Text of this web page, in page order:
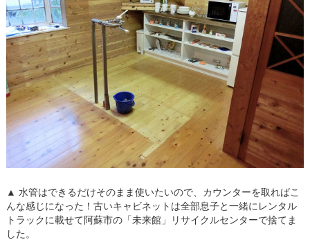
▲ 水管はできるだけそのまま使いたいので、カウンターを取ればこ
んな感じになった！古いキャビネットは全部息子と一緒にレンタル
トラックに載せて阿蘇市の「未来館」リサイクルセンターで捨てま
した。